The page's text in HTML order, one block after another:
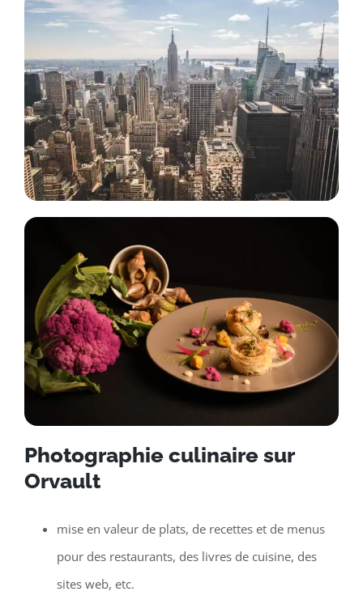
Photographie culinaire sur
Orvault
mise en valeur de plats, de recettes et de menus
pour des restaurants, des livres de cuisine, des
sites web, etc.